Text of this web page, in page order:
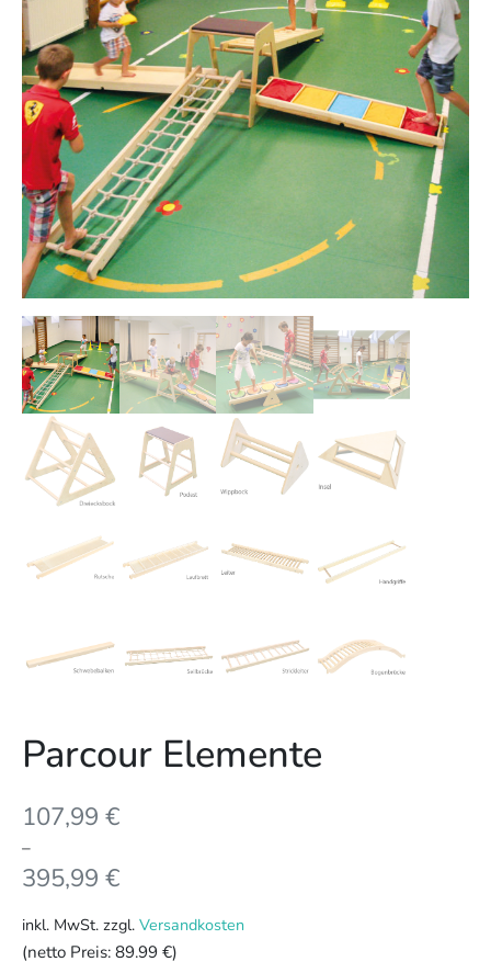
Parcour Elemente
107,99 €
–
395,99 €
inkl. MwSt. zzgl. Versandkosten
(netto Preis: 89.99 €)